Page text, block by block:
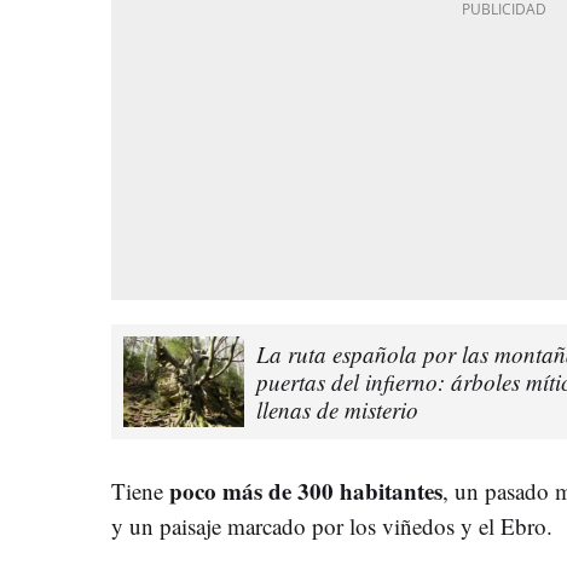
La ruta española por las
puertas del infierno: árboles
llenas de misterio
Tiene poco más de 300 habitantes, un pasado
y un paisaje marcado por los viñedos y el Ebro.